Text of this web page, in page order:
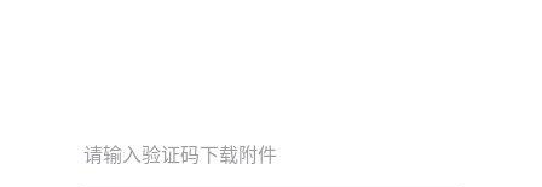
请输入验证码下载附件